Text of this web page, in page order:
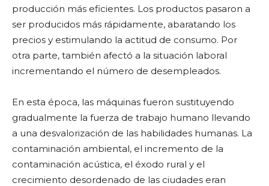
producción más eficientes. Los productos pasaron a
ser producidos más rápidamente, abaratando los
precios y estimulando la actitud de consumo. Por
otra parte, también afectó a la situación laboral
incrementando el número de desempleados.
En esta época, las máquinas fueron sustituyendo
gradualmente la fuerza de trabajo humano llevando
a una desvalorización de las habilidades humanas. La
contaminación ambiental, el incremento de la
contaminación acústica, el éxodo rural y el
crecimiento desordenado de las ciudades eran